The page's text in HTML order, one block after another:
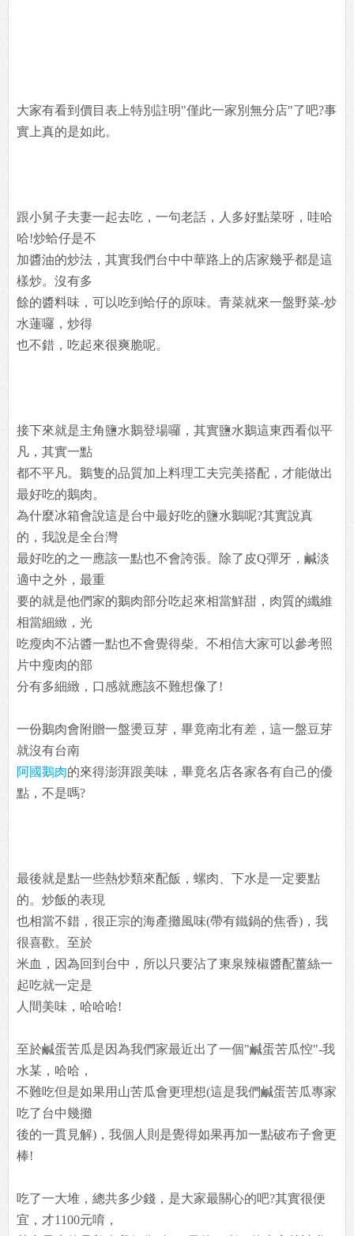
大家有看到價目表上特別註明"僅此一家別無分店"了吧?事
實上真的是如此。
跟小舅子夫妻一起去吃，一句老話，人多好點菜呀，哇哈
哈!炒蛤仔是不
加醬油的炒法，其實我們台中中華路上的店家幾乎都是這
樣炒。沒有多
餘的醬料味，可以吃到蛤仔的原味。青菜就來一盤野菜-炒
水蓮囉，炒得
也不錯，吃起來很爽脆呢。
接下來就是主角鹽水鵝登場囉，其實鹽水鵝這東西看似平
凡，其實一點
都不平凡。鵝隻的品質加上料理工夫完美搭配，才能做出
最好吃的鵝肉。
為什麼冰箱會說這是台中最好吃的鹽水鵝呢?其實說真
的，我說是全台灣
最好吃的之一應該一點也不會誇張。除了皮Q彈牙，鹹淡
適中之外，最重
要的就是他們家的鵝肉部分吃起來相當鮮甜，肉質的纖維
相當細緻，光
吃瘦肉不沾醬一點也不會覺得柴。不相信大家可以參考照
片中瘦肉的部
分有多細緻，口感就應該不難想像了!
一份鵝肉會附贈一盤燙豆芽，畢竟南北有差，這一盤豆芽
就沒有台南
阿國鵝肉的來得澎湃跟美味，畢竟名店各家各有自己的優
點，不是嗎?
最後就是點一些熱炒類來配飯，螺肉、下水是一定要點
的。炒飯的表現
也相當不錯，很正宗的海產攤風味(帶有鐵鍋的焦香)，我
很喜歡。至於
米血，因為回到台中，所以只要沾了東泉辣椒醬配薑絲一
起吃就一定是
人間美味，哈哈哈!
至於鹹蛋苦瓜是因為我們家最近出了一個"鹹蛋苦瓜悾"-我
水某，哈哈，
不難吃但是如果用山苦瓜會更理想(這是我們鹹蛋苦瓜專家
吃了台中幾攤
後的一貫見解)，我個人則是覺得如果再加一點破布子會更
棒!
吃了一大堆，總共多少錢，是大家最關心的吧?其實很便
宜，才1100元唷，